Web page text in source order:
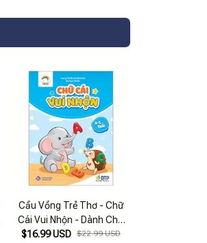
Cầu Vồng Trẻ Thơ - Chữ
Cái Vui Nhộn - Dành Cho
Trẻ 4-5 Tuổi
$16.99 USD $22.99 USD